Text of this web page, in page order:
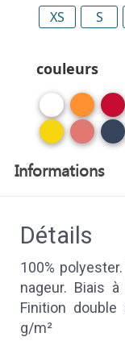
XS S
couleurs
Informations
Détails
100%
nageur. Biais
Finition
g/m²